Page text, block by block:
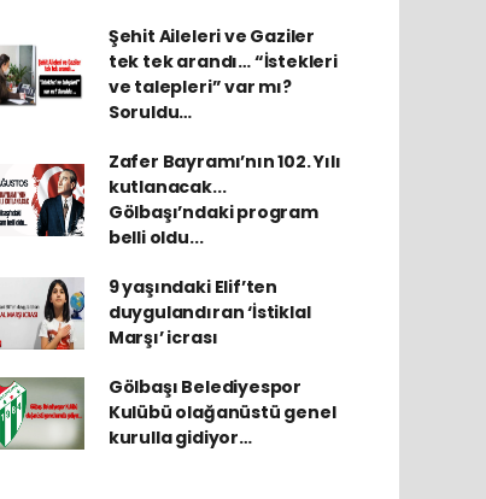
Şehit Aileleri ve Gaziler
tek tek arandı… “İstekleri
ve talepleri” var mı?
Soruldu…
Zafer Bayramı’nın 102. Yılı
kutlanacak...
Gölbaşı’ndaki program
belli oldu...
9 yaşındaki Elif’ten
duygulandıran ‘İstiklal
Marşı’ icrası
Gölbaşı Belediyespor
Kulübü olağanüstü genel
kurulla gidiyor…